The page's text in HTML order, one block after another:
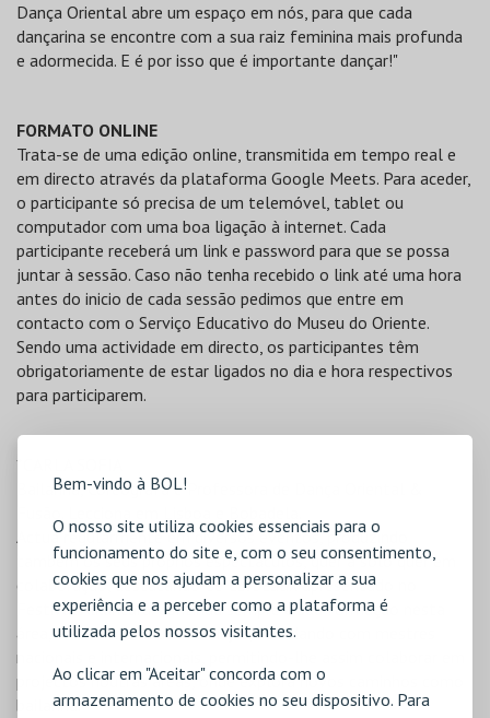
Bem-vindo à BOL!
O nosso site utiliza cookies essenciais para o
funcionamento do site e, com o seu consentimento,
cookies que nos ajudam a personalizar a sua
experiência e a perceber como a plataforma é
utilizada pelos nossos visitantes.
Ao clicar em "Aceitar" concorda com o
armazenamento de cookies no seu dispositivo. Para
Dança Oriental abre um espaço em nós, para que cada
dançarina se encontre com a sua raiz feminina mais profunda
e adormecida. E é por isso que é importante dançar!"
FORMATO ONLINE
Trata-se de uma edição online, transmitida em tempo real e
em directo através da plataforma Google Meets. Para aceder,
o participante só precisa de um telemóvel, tablet ou
computador com uma boa ligação à internet. Cada
participante receberá um link e password para que se possa
juntar à sessão. Caso não tenha recebido o link até uma hora
antes do inicio de cada sessão pedimos que entre em
contacto com o Serviço Educativo do Museu do Oriente.
Sendo uma actividade em directo, os participantes têm
obrigatoriamente de estar ligados no dia e hora respectivos
para participarem.
*CARLA SOFIA
Bailarina, Coreógrafa e Professora de Dança Oriental &
Actua regularmente em diversos eventos, produzindo
também os seus próprios espectáculos, quer a solo quer em
colaboração, destacando-se Corbeauxapresentado no
Festival Alkantara. Continua sempre a sua formação nesta
área, bem como noutras danças, estudando com mestres
nacionais e internacionais, permitindo-lhe assim colaborar em
projectos noutras áreas, onde explora novos caminhos como
bailarina.